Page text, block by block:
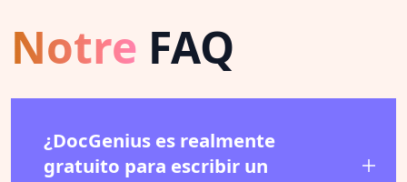
Notre FAQ
¿DocGenius es realmente
gratuito para escribir un